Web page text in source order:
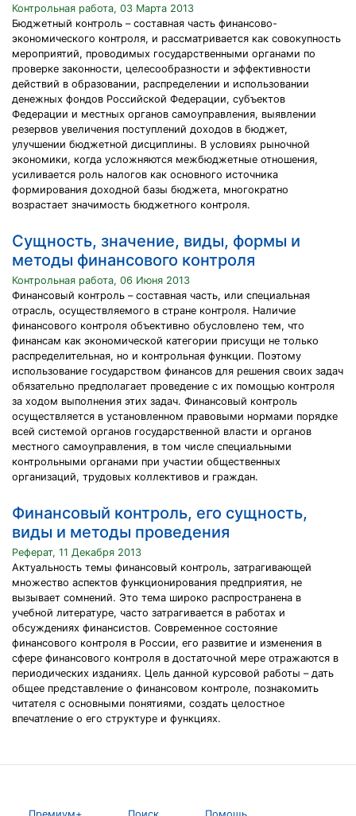
Контрольная работа, 03 Марта 2013
Бюджетный контроль – составная часть финансово-
экономического контроля, и рассматривается как совокупность
мероприятий, проводимых государственными органами по
проверке законности, целесообразности и эффективности
действий в образовании, распределении и использовании
денежных фондов Российской Федерации, субъектов
Федерации и местных органов самоуправления, выявлении
резервов увеличения поступлений доходов в бюджет,
улучшении бюджетной дисциплины. В условиях рыночной
экономики, когда усложняются межбюджетные отношения,
усиливается роль налогов как основного источника
формирования доходной базы бюджета, многократно
возрастает значимость бюджетного контроля.
Сущность, значение, виды, формы и
методы финансового контроля
Контрольная работа, 06 Июня 2013
Финансовый контроль – составная часть, или специальная
отрасль, осуществляемого в стране контроля. Наличие
финансового контроля объективно обусловлено тем, что
финансам как экономической категории присущи не только
распределительная, но и контрольная функции. Поэтому
использование государством финансов для решения своих задач
обязательно предполагает проведение с их помощью контроля
за ходом выполнения этих задач. Финансовый контроль
осуществляется в установленном правовыми нормами порядке
всей системой органов государственной власти и органов
местного самоуправления, в том числе специальными
контрольными органами при участии общественных
организаций, трудовых коллективов и граждан.
Финансовый контроль, его сущность,
виды и методы проведения
Реферат, 11 Декабря 2013
Актуальность темы финансовый контроль, затрагивающей
множество аспектов функционирования предприятия, не
вызывает сомнений. Это тема широко распространена в
учебной литературе, часто затрагивается в работах и
обсуждениях финансистов. Современное состояние
финансового контроля в России, его развитие и изменения в
сфере финансового контроля в достаточной мере отражаются в
периодических изданиях. Цель данной курсовой работы – дать
общее представление о финансовом контроле, познакомить
читателя с основными понятиями, создать целостное
впечатление о его структуре и функциях.